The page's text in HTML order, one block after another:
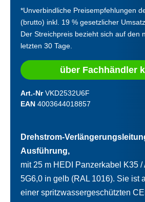
*Unverbindliche Preisempfehlungen
(brutto) inkl. 19 % gesetzlicher
Der Streichpreis bezieht sich auf den
letzten 30 Tage.
über Fachhändler
Art.-NrVKD2532U6F
EAN 4003644018857
Drehstrom-
Ausführung,
mit 25 m HEDI Panzerkabel K35 /
5G6,0 in gelb (RAL 1016). Sie ist
einer spritzwassergeschützten